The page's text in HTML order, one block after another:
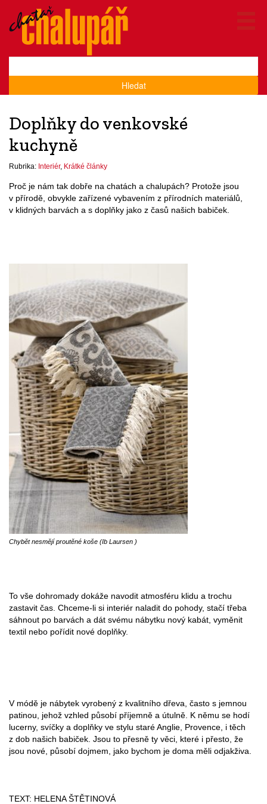
Hledat
Doplňky do venkovské
kuchyně
Rubrika: Interiér, Krátké články
Proč je nám tak dobře na chatách a chalupách? Protože jsou
v přírodě, obvykle zařízené vybavením z přírodních materiálů,
v klidných barvách a s doplňky jako z časů našich babiček.
Chybět nesmějí proutěné koše (Ib Laursen )
To vše dohromady dokáže navodit atmosféru klidu a trochu
zastavit čas. Chceme-li si interiér naladit do pohody, stačí třeba
sáhnout po barvách a dát svému nábytku nový kabát, vyměnit
textil nebo pořídit nové doplňky.
V módě je nábytek vyrobený z kvalitního dřeva, často s jemnou
patinou, jehož vzhled působí příjemně a útulně. K němu se hodí
lucerny, svíčky a doplňky ve stylu staré Anglie, Provence, i těch
z dob našich babiček. Jsou to přesně ty věci, které i přesto, že
jsou nové, působí dojmem, jako bychom je doma měli odjakživa.
TEXT: HELENA ŠTĚTINOVÁ